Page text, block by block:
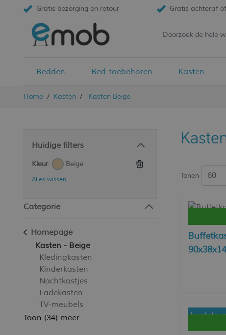
Gratis bezorging en retour Gratis achteraf
Bedden Bed-toebehoren Kasten
Ga naar de inhoud
Home / Kasten / Kasten Beige
Huidige filters
Kleur Beige
Alles wissen
Categorie
Homepage
Kasten - Beige
Kledingkasten
Kinderkasten
Nachtkastjes
Ladekasten
TV-meubels
Toon (34) meer
Tonen
Laatste